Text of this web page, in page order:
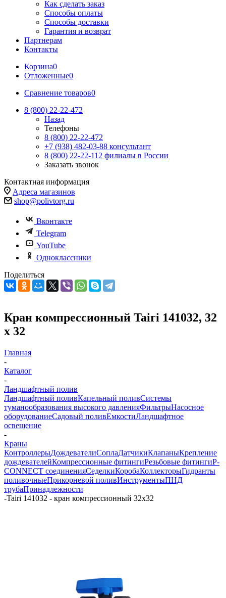
Как сделать заказ
Способы оплаты
Способы доставки
Гарантия и возврат
Партнерам
Контакты
Корзина0
Отложенные0
Сравнение товаров0
8 (800) 22-22-472
Назад
Телефоны
8 (800) 22-22-472
+7 (938) 482-03-88 консультант
8 (800) 22-22-112 филиалы в России
Заказать звонок
Контактная информация
Адреса магазинов
shop@polivtorg.ru
Вконтакте
Telegram
YouTube
Одноклассники
Поделиться
Кран компрессионный Tairi 141032, 32
х 32
Главная
-
Каталог
-
Ландшафтный полив
Ландшафтный поливКапельный поливСистемы
туманообразования высокого давленияФильтрыНасосное
оборудованиеСадовый поливЕмкостиЛандшафтное
освещение
-
Краны
КонтроллерыДождевателиСоплаДатчикиКлапаныКрепление
дождевателейКомпрессионные фитингиРезьбовые фитингиP-
CONNECT соединенияСеделкиКоробаКоллекторыГидранты
поливочныеПрикорневой поливИнструментыПНД
трубаПринадлежности
-Tairi 141032 - кран компрессионный 32х32